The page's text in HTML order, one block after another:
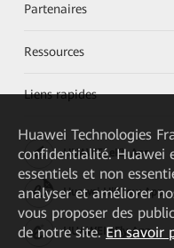
Partenaires
Ressources
Liens rapides
HUAWEI eKit App
Huawei HiKnow App
HUAWEI eFly App
Huawei Technologies
confidentialité. Huawei
essentiels et non
analyser et améliorer
vous proposer des
de notre site. En savoir